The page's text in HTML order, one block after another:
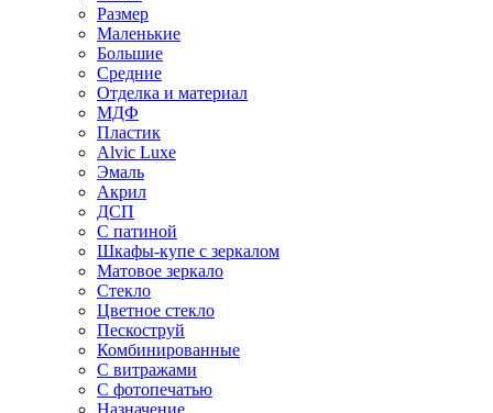
Размер
Маленькие
Большие
Средние
Отделка и материал
МДФ
Пластик
Alvic Luxe
Эмаль
Акрил
ДСП
С патиной
Шкафы-купе с зеркалом
Матовое зеркало
Стекло
Цветное стекло
Пескоструй
Комбинированные
С витражами
С фотопечатью
Назначение